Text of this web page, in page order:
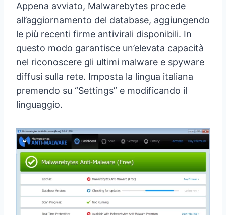
Appena avviato, Malwarebytes procede
all’aggiornamento del database, aggiungendo
le più recenti firme antivirali disponibili. In
questo modo garantisce un’elevata capacità
nel riconoscere gli ultimi malware e spyware
diffusi sulla rete. Imposta la lingua italiana
premendo su “Settings” e modificando il
linguaggio.